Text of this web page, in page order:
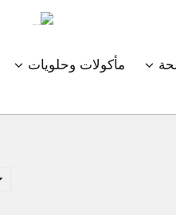
مأكولات وحلويات